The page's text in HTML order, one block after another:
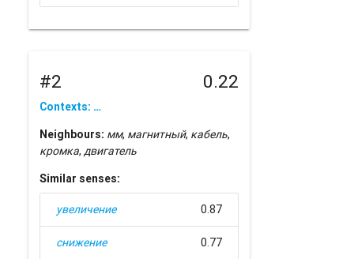
#2 0.22
Contexts: …
Neighbours: мм, магнитный, кабель,
кромка,двигатель
Similar senses:
увеличение 0.87
снижение 0.77